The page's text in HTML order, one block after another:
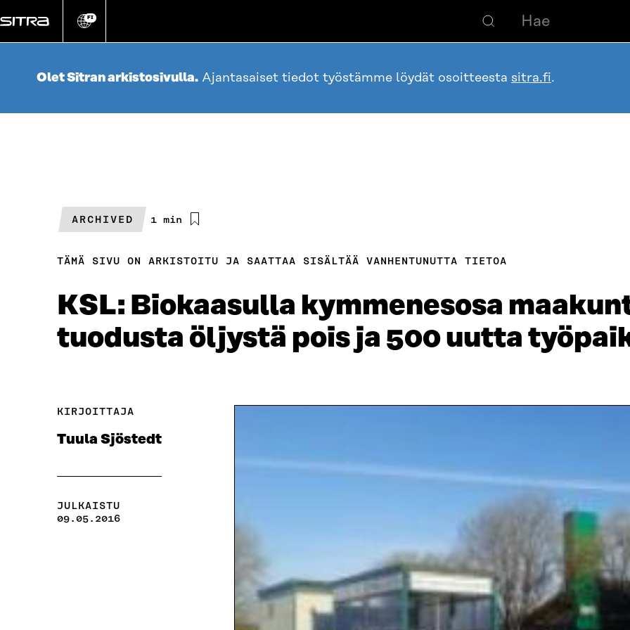
suoraan
Vaihda
kieli
FI
Olet Sitran arkistosivulla. Ajantasaiset tiedot työstämme löydät osoitteesta sitra.fi.
ARCHIVED
Arvioitu
1 min
TÄMÄ SIVU ON ARKISTOITU JA SAATTAA SISÄLTÄÄ VANHENTUNUTTA TIETOA
KSL: Biokaasulla kymmenesosa
tuodusta öljystä pois ja 500 uutta
KIRJOITTAJA
Tuula Sjöstedt
JULKAISTU
09.05.2016